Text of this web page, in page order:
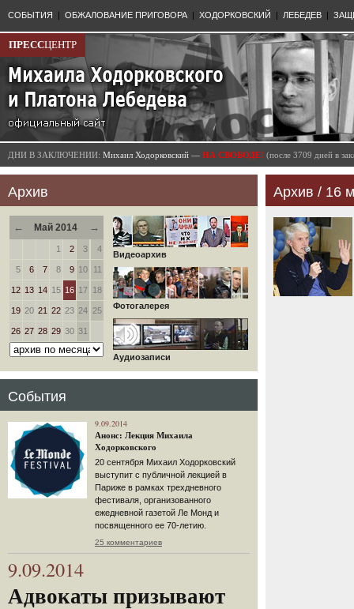
СОБЫТИЯ | ОБЖАЛОВАНИЕ ПРИГОВОРА | ХОДОРКОВСКИЙ | ЛЕБЕДЕВ |
ПРЕССЦЕНТР
ДНИ В ЗАКЛЮЧЕНИИ: Михаил Ходорковский — НА СВОБОДЕ! (после 3709 дней в
Архив
← Май 2014 →
1 2 3 4
5 6 7 8 9 10 11
12 13 14 15 16 17 18
19 20 21 22 23 24 25
26 27 28 29 30 31
Видеоархив
Фотогалерея
Аудиозаписи
События
9.09.2014
Анонс: Лекция Михаила
Ходорковского
20 сентября Михаил Ходорковский
выступит с публичной лекцией в
Париже в рамках трехдневного
фестиваля, организованного
ежедневной газетой Ле Монд и
посвященного ее 70-летию.
25 комментариев
9.09.2014
Адвокаты призывают
Архив / 16